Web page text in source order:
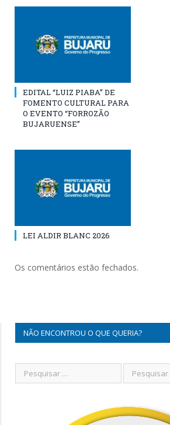
EDITAL “LUIZ PIABA” DE
FOMENTO CULTURAL PARA
O EVENTO “FORROZÃO
BUJARUENSE”
LEI ALDIR BLANC 2026
Os comentários estão fechados.
NÃO ENCONTROU O QUE QUERIA?